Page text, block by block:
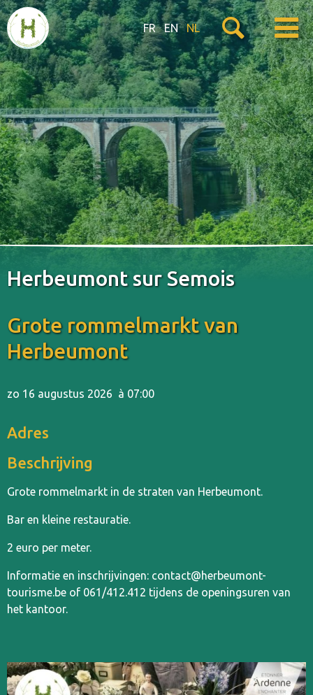
FR EN NL
Herbeumont sur Semois
Grote rommelmarkt van
Herbeumont
zo 16 augustus 2026 à 07:00
Adres
Beschrijving
Grote rommelmarkt in de straten van Herbeumont.
Bar en kleine restauratie.
2 euro per meter.
Informatie en inschrijvingen: contact@herbeumont-
tourisme.be of 061/412.412 tijdens de openingsuren van
het kantoor.